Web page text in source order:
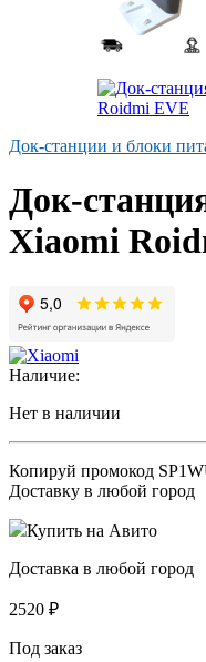
Док-станции и блоки
Док-
Xiaomi
Наличие:
Нет в наличии
Копируй промокод
Доставку в любой город
Купить на Авито
Доставка в любой город
2520 ₽
Под заказ